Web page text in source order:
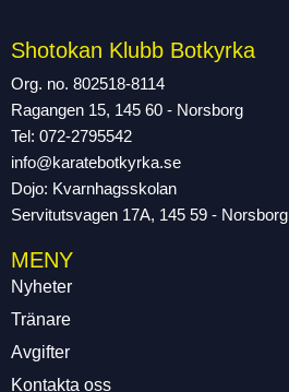
Shotokan Klubb Botkyrka
Org. no. 802518-8114
Ragangen 15, 145 60 - Norsborg
Tel: 072-2795542
info@karatebotkyrka.se
Dojo: Kvarnhagsskolan
Servitutsvagen 17A, 145 59 - Norsborg
MENY
Nyheter
Tränare
Avgifter
Kontakta oss